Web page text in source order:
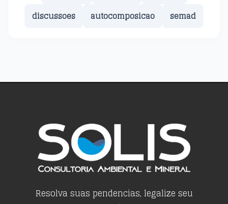
discussoes
autocomposicao semad
Resolva suas pendencias, legalize seu